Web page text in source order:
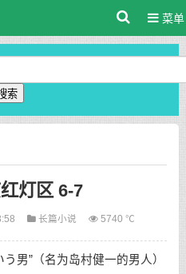
菜单
索
灯区 6-7
长篇小说 5740 ℃
”（名为岛村健一的男人）